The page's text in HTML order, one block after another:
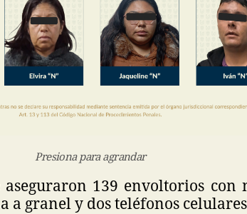
Presiona para agrandar
139 envoltorios con
a granel y dos teléfonos